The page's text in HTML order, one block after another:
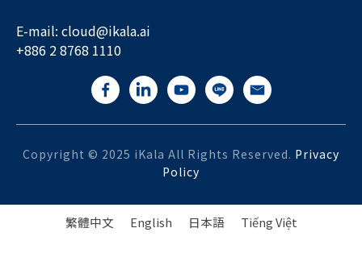
E-mail: cloud@ikala.ai
+886 2 8768 1110
Copyright © 2025 iKala All Rights Reserved. Privacy
Policy
繁體中文 English 日本語 Tiếng Việt